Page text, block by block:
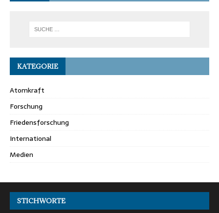
KATEGORIE
Atomkraft
Forschung
Friedensforschung
International
Medien
STICHWORTE